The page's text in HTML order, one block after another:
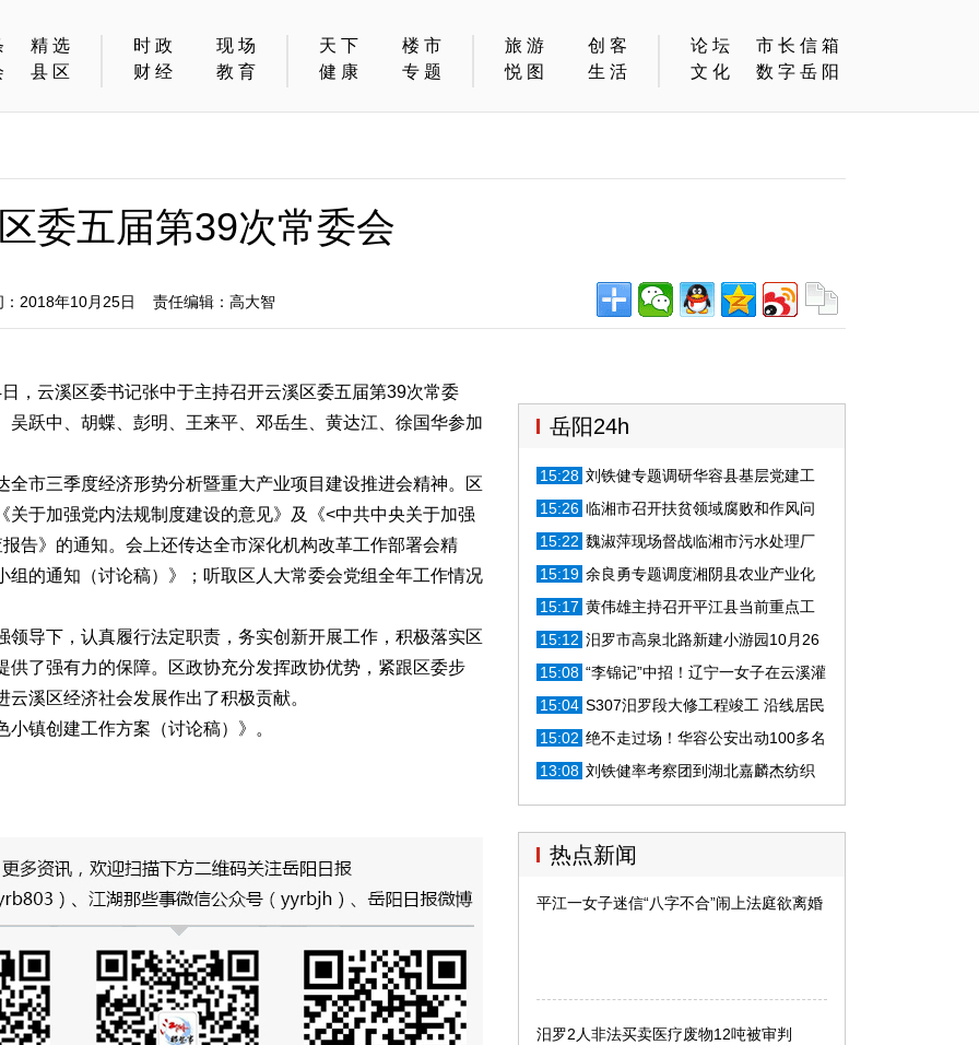
精选
县区
时政
现场
财经
教育
天下
楼市
健康
专题
旅游
创客
悦图
生活
论坛
市长信箱
文化
数字岳阳
委五届第39次常委会
2018年10月25日 责任编辑：高大智
，云溪区委书记张中于主持召开云溪区委五届第39次常委
跃中、胡蝶、彭明、王来平、邓岳生、黄达江、徐国华参加
市三季度经济形势分析暨重大产业项目建设推进会精神。区
于加强党内法规制度建设的意见》及《<中共中央关于加强
告》的通知。会上还传达全市深化机构改革工作部署会精
的通知（讨论稿）》；听取区人大常委会党组全年工作情况
导下，认真履行法定职责，务实创新开展工作，积极落实区
了强有力的保障。区政协充分发挥政协优势，紧跟区委步
溪区经济社会发展作出了积极贡献。
镇创建工作方案（讨论稿）》。
岳阳24h
15:28 刘铁健专题调研华容县基层党建工
作
15:26 临湘市召开扶贫领域腐败和作风问
题专项整治会
15:22 魏淑萍现场督战临湘市污水处理厂
建设
15:19 余良勇专题调度湘阴县农业产业化
特色小镇创建
15:17 黄伟雄主持召开平江县当前重点工
作安排部署会
15:12 汨罗市高泉北路新建小游园10月26
日对外开放
15:08 “李锦记”中招！辽宁一女子在云溪灌
制假酱油获刑
15:04 S307汨罗段大修工程竣工 沿线居民
出行更加便利了
15:02 绝不走过场！华容公安出动100多名
警力突击扫黄
13:08 刘铁健率考察团到湖北嘉麟杰纺织
品有限公司进行招商考察
热点新闻
平江一女子迷信“八字不合”闹上法庭欲离婚 法院：不准！
汨罗2人非法买卖医疗废物12吨被审判